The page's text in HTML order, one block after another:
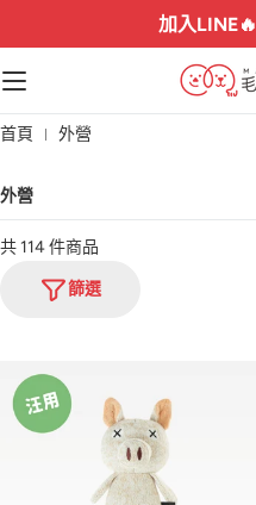
加入LINE🔥
首頁 外營
外營
共 114 件商品
篩選